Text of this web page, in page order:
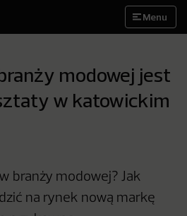
Menu
modowej jest
w katowickim
branży modowej? Jak
na rynek nową markę